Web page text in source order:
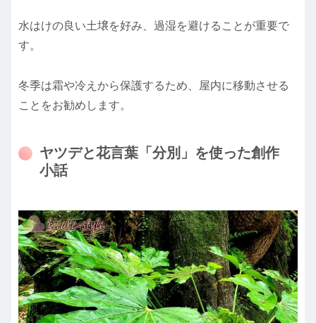
水はけの良い土壌を好み、過湿を避けることが重要で
す。
冬季は霜や冷えから保護するため、屋内に移動させる
ことをお勧めします。
ヤツデと花言葉「分別」を使った創作
小話